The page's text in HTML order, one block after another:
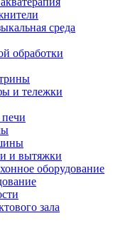
среда
обработки
и тележки
и вытяжки
оборудование
зала